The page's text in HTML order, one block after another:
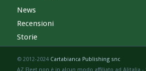
News
Recensioni
Storie
© 2012-2024 Cartabianca Publishing snc